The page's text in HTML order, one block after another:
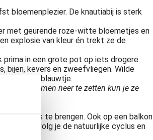
bloemenplezier. De knautiabij is sterk
met geurende roze-witte bloemetjes en
explosie van kleur én trekt ze de
prima in een grote pot op iets drogere
bijen, kevers en zweefvliegen. Wilde
het boomblauwtje.
bloemen neer te zetten kun je ze
huis te brengen. Ook op een balkon
Zo volg je de natuurlijke cyclus en